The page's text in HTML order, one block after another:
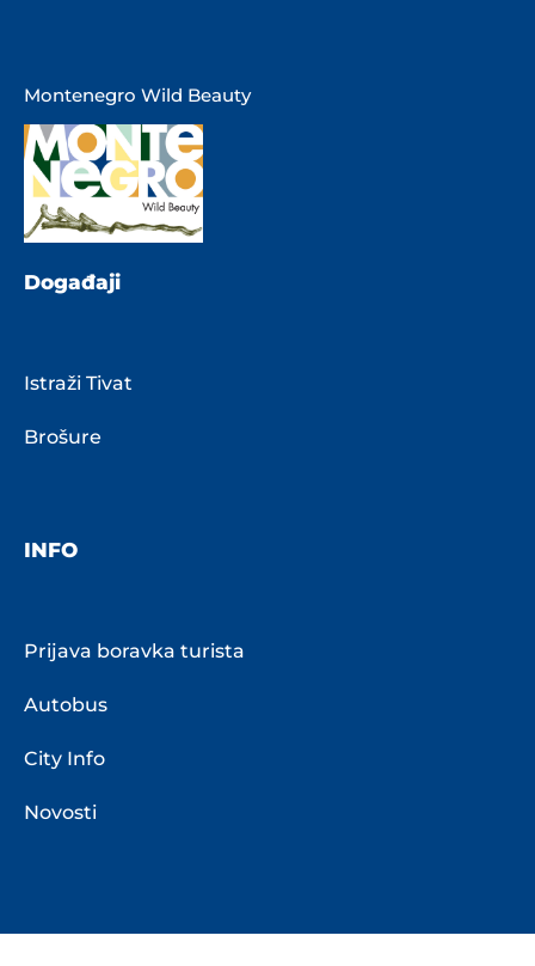
Montenegro Wild Beauty
Događaji
Istraži Tivat
Brošure
INFO
Prijava boravka turista
Autobus
City Info
Novosti